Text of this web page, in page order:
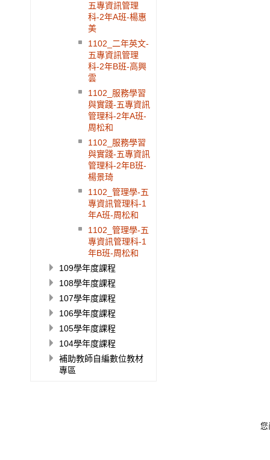
五專資訊管理
科-2年A班-楊惠
美
1102_二年英文-
五專資訊管理
科-2年B班-高興
雲
1102_服務學習
與實踐-五專資訊
管理科-2年A班-
周松和
1102_服務學習
與實踐-五專資訊
管理科-2年B班-
楊景琦
1102_管理學-五
專資訊管理科-1
年A班-周松和
1102_管理學-五
專資訊管理科-1
年B班-周松和
109學年度課程
108學年度課程
107學年度課程
106學年度課程
105學年度課程
104學年度課程
補助教師自編數位教材
專區
您